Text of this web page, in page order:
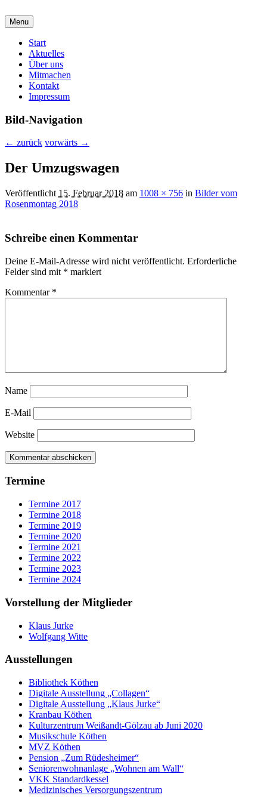
malzirkel-koethen.de
Verein für Freunde der Malerei und Grafik
Menu
Hauptmenü
Start
Aktuelles
Über uns
Mitmachen
Kontakt
Impressum
Bild-Navigation
← zurück vorwärts →
Der Umzugswagen
Veröffentlicht 15. Februar 2018 am 1008 × 756 in Bilder vom
Rosenmontag 2018
Schreibe einen Kommentar
Deine E-Mail-Adresse wird nicht veröffentlicht. Erforderliche
Felder sind mit * markiert
Kommentar *
Name
E-Mail
Website
Termine
Termine 2017
Termine 2018
Termine 2019
Termine 2020
Termine 2021
Termine 2022
Termine 2023
Termine 2024
Vorstellung der Mitglieder
Klaus Jurke
Wolfgang Witte
Ausstellungen
Bibliothek Köthen
Digitale Ausstellung „Collagen“
Digitale Ausstellung „Klaus Jurke“
Kranbau Köthen
Kulturzentrum Weißandt-Gölzau ab Juni 2020
Musikschule Köthen
MVZ Köthen
Pension „Zum Rüdesheimer“
Seniorenwohnanlage „Wohnen am Wall“
VKK Standardkessel
Medizinisches Versorgungszentrum